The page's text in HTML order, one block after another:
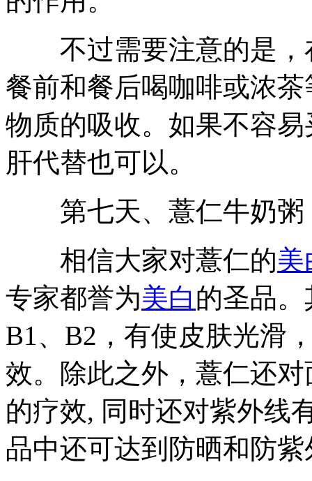
不过需要注意的是，
餐前和餐后喝咖啡或浓
物质的吸收。如果不容
肝代替也可以。
第七天、薏仁牛奶粥
相信大家对薏仁的美
专家都誉为美白 的圣品
B1、B2，有使皮肤光滑
效。除此之外，薏仁还
的疗效, 同时还对紫外线
品中还可达到防晒和防